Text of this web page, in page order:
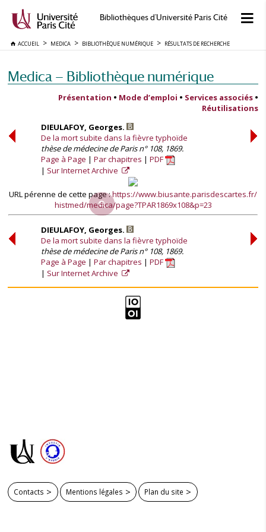
Bibliothèques d'Université Paris Cité
ACCUEIL MEDICA BIBLIOTHÈQUE NUMÉRIQUE RÉSULTATS DE RECHERCHE
Medica — Bibliothèque numérique
Présentation • Mode d’emploi • Services associés •
Réutilisations
DIEULAFOY, Georges.
De la mort subite dans la fièvre typhoïde
thèse de médecine de Paris n° 108, 1869.
Page à Page
Par chapitres
PDF
Sur Internet Archive
URL pérenne de cette page :https://www.biusante.parisdescartes.fr/
histmed/medica/page?TPAR1869x108&p=23
DIEULAFOY, Georges.
De la mort subite dans la fièvre typhoïde
thèse de médecine de Paris n° 108, 1869.
Page à Page
Par chapitres
PDF
Sur Internet Archive
Contacts Mentions légales Plan du site